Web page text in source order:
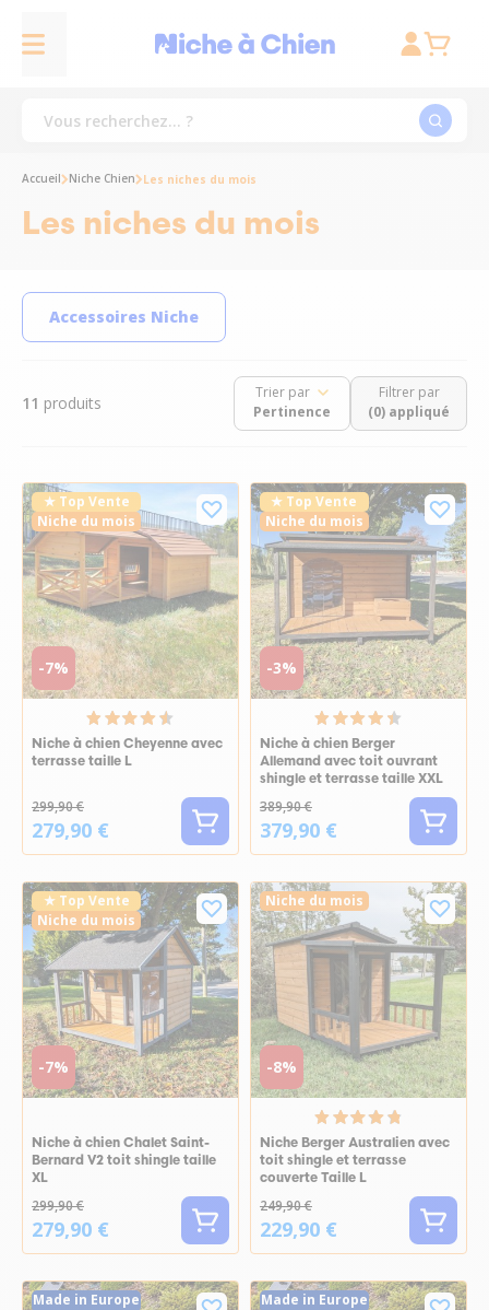
Accueil Niche Chien Les niches du mois
Les niches du mois
Accessoires Niche
11 produits
Trier par
Filtrer par
(0) appliqué
★ Top Vente
Niche du mois
-7%
Niche à chien Cheyenne avec
terrasse taille L
299,90 €
279,90 €
★ Top Vente
Niche du mois
-3%
Niche à chien Berger
Allemand avec toit ouvrant
shingle et terrasse taille XXL
389,90 €
379,90 €
★ Top Vente
Niche du mois
-7%
Niche à chien Chalet Saint-
Bernard V2 toit shingle taille
XL
299,90 €
279,90 €
-8%
Niche du mois
Niche Berger Australien avec
toit shingle et terrasse
couverte Taille L
249,90 €
229,90 €
Made in Europe
Made in Europe